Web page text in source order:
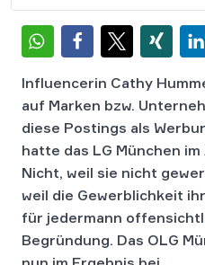
Influencerin Cathy
auf Marken bzw.
diese Postings als
hatte das LG München
Nicht, weil sie nicht
weil die Gewerblichkeit
für jedermann
Begründung. Das OLG